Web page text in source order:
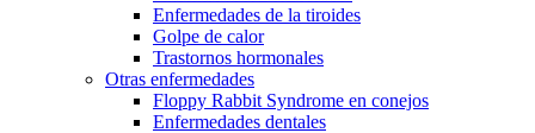
Enfermedades de la tiroides
Golpe de calor
Trastornos hormonales
Otras enfermedades
Floppy Rabbit Syndrome en conejos
Enfermedades dentales